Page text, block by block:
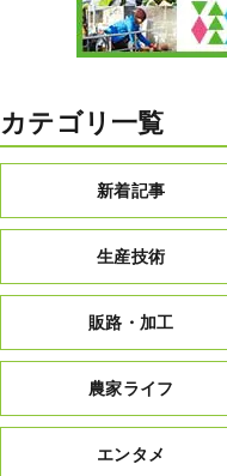
カテゴリ一覧
新着記事
生産技術
販路・加工
農家ライフ
エンタメ